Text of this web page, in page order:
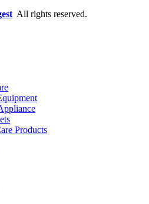
All rights reserved.
Products